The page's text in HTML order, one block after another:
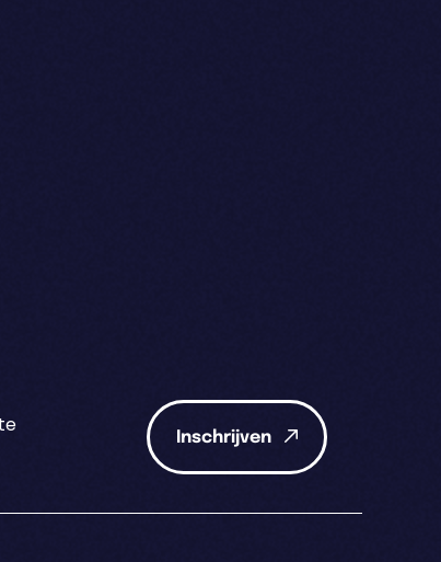
Inschrijven